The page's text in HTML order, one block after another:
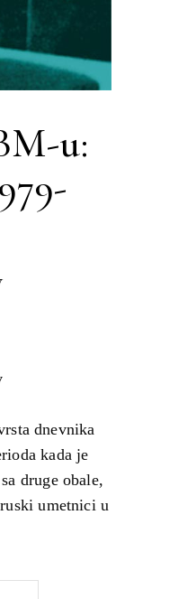
u:
dnevnika
kada je
druge obale,
umetnici u